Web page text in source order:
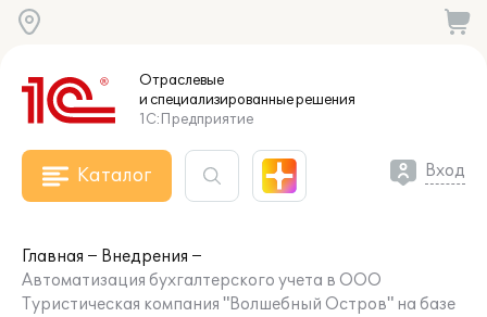
Отраслевые
и специализированныерешения
1С:Предприятие
Каталог Вход
Главная
Внедрения
Автоматизация бухгалтерского учета в ООО
Туристическая компания "Волшебный Остров" на базе